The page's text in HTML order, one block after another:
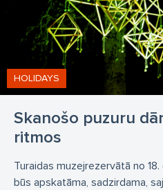
Skanošo puzuru
ritmos
HOLIDAYS
Turaidas muzejrezervātā no
būs apskatāma, sadzirdama,